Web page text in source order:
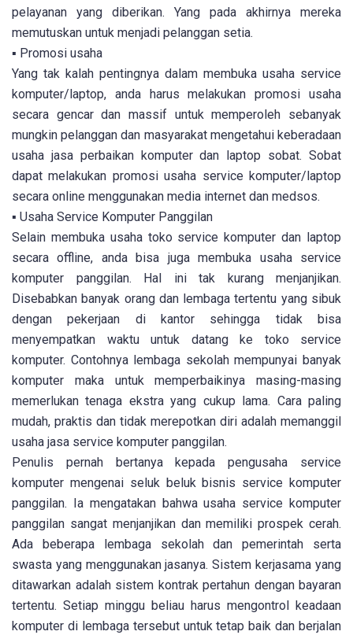
pelayanan yang diberikan. Yang pada akhirnya mereka
memutuskan untuk menjadi pelanggan setia.
▪ Promosi usaha
Yang tak kalah pentingnya dalam membuka usaha service
komputer/laptop, anda harus melakukan promosi usaha
secara gencar dan massif untuk memperoleh sebanyak
mungkin pelanggan dan masyarakat mengetahui keberadaan
usaha jasa perbaikan komputer dan laptop sobat. Sobat
dapat melakukan promosi usaha service komputer/laptop
secara online menggunakan media internet dan medsos.
▪ Usaha Service Komputer Panggilan
Selain membuka usaha toko service komputer dan laptop
secara offline, anda bisa juga membuka usaha service
komputer panggilan. Hal ini tak kurang menjanjikan.
Disebabkan banyak orang dan lembaga tertentu yang sibuk
dengan pekerjaan di kantor sehingga tidak bisa
menyempatkan waktu untuk datang ke toko service
komputer. Contohnya lembaga sekolah mempunyai banyak
komputer maka untuk memperbaikinya masing-masing
memerlukan tenaga ekstra yang cukup lama. Cara paling
mudah, praktis dan tidak merepotkan diri adalah memanggil
usaha jasa service komputer panggilan.
Penulis pernah bertanya kepada pengusaha service
komputer mengenai seluk beluk bisnis service komputer
panggilan. Ia mengatakan bahwa usaha service komputer
panggilan sangat menjanjikan dan memiliki prospek cerah.
Ada beberapa lembaga sekolah dan pemerintah serta
swasta yang menggunakan jasanya. Sistem kerjasama yang
ditawarkan adalah sistem kontrak pertahun dengan bayaran
tertentu. Setiap minggu beliau harus mengontrol keadaan
komputer di lembaga tersebut untuk tetap baik dan berjalan